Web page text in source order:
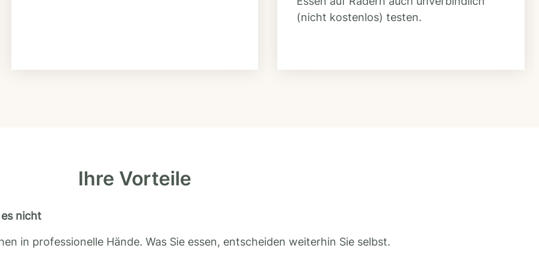
(nicht kostenlos) testen.
Ihre Vorteile
nicht
in professionelle Hände. Was Sie essen, entscheiden weiterhin Sie selbst.